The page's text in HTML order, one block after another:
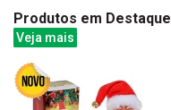
Produtos em Destaque
Veja mais